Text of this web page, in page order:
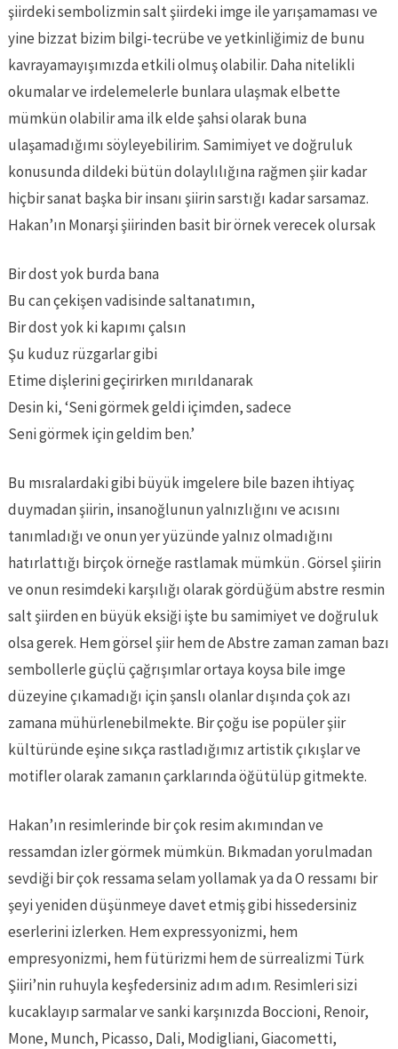
şiirdeki sembolizmin salt şiirdeki imge ile yarışamaması ve
yine bizzat bizim bilgi-tecrübe ve yetkinliğimiz de bunu
kavrayamayışımızda etkili olmuş olabilir. Daha nitelikli
okumalar ve irdelemelerle bunlara ulaşmak elbette
mümkün olabilir ama ilk elde şahsi olarak buna
ulaşamadığımı söyleyebilirim. Samimiyet ve doğruluk
konusunda dildeki bütün dolaylılığına rağmen şiir kadar
hiçbir sanat başka bir insanı şiirin sarstığı kadar sarsamaz.
Hakan’ın Monarşi şiirinden basit bir örnek verecek olursak
Bir dost yok burda bana
Bu can çekişen vadisinde saltanatımın,
Bir dost yok ki kapımı çalsın
Şu kuduz rüzgarlar gibi
Etime dişlerini geçirirken mırıldanarak
Desin ki, ‘Seni görmek geldi içimden, sadece
Seni görmek için geldim ben.’
Bu mısralardaki gibi büyük imgelere bile bazen ihtiyaç
duymadan şiirin, insanoğlunun yalnızlığını ve acısını
tanımladığı ve onun yer yüzünde yalnız olmadığını
hatırlattığı birçok örneğe rastlamak mümkün . Görsel şiirin
ve onun resimdeki karşılığı olarak gördüğüm abstre resmin
salt şiirden en büyük eksiği işte bu samimiyet ve doğruluk
olsa gerek. Hem görsel şiir hem de Abstre zaman zaman bazı
sembollerle güçlü çağrışımlar ortaya koysa bile imge
düzeyine çıkamadığı için şanslı olanlar dışında çok azı
zamana mühürlenebilmekte. Bir çoğu ise popüler şiir
kültüründe eşine sıkça rastladığımız artistik çıkışlar ve
motifler olarak zamanın çarklarında öğütülüp gitmekte.
Hakan’ın resimlerinde bir çok resim akımından ve
ressamdan izler görmek mümkün. Bıkmadan yorulmadan
sevdiği bir çok ressama selam yollamak ya da O ressamı bir
şeyi yeniden düşünmeye davet etmiş gibi hissedersiniz
eserlerini izlerken. Hem expressyonizmi, hem
empresyonizmi, hem fütürizmi hem de sürrealizmi Türk
Şiiri’nin ruhuyla keşfedersiniz adım adım. Resimleri sizi
kucaklayıp sarmalar ve sanki karşınızda Boccioni, Renoir,
Mone, Munch, Picasso, Dali, Modigliani, Giacometti,